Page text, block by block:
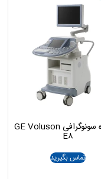
دستگاه سونوگرافی GE Voluson
E8
تماس بگیرید